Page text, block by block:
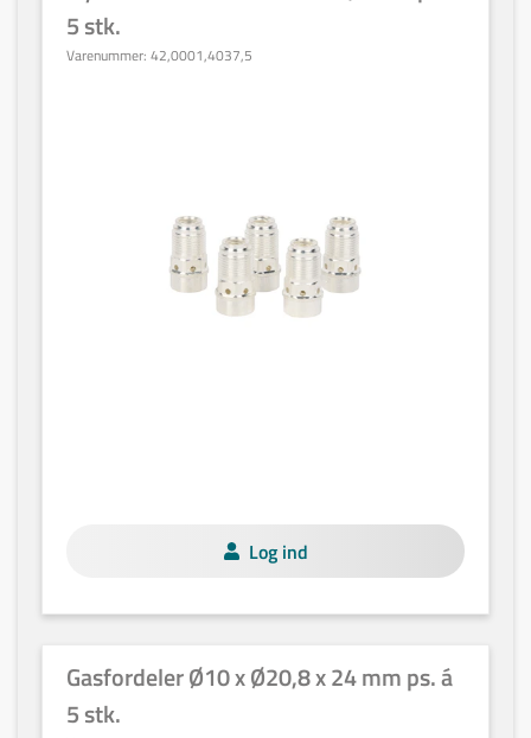
5 stk.
Varenummer: 42,0001,4037,5
Log ind
Gasfordeler Ø10 x Ø20,8 x 24 mm ps. á
5 stk.